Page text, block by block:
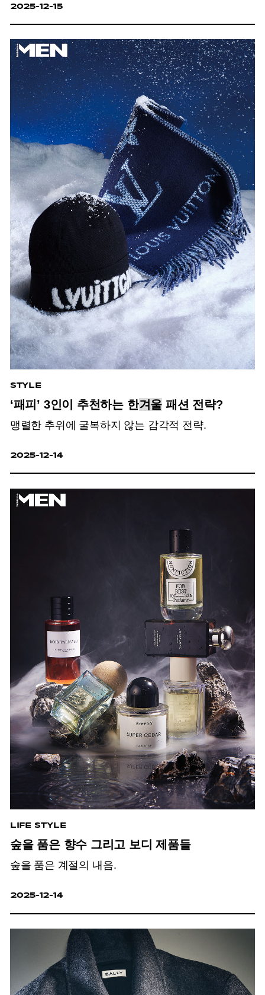
2025-12-15
STYLE
‘패피’ 3인이 추천하는 한겨울 패션 전략?
맹렬한 추위에 굴복하지 않는 감각적 전략.
2025-12-14
LIFE STYLE
숲을 품은 향수 그리고 보디 제품들
숲을 품은 계절의 내음.
2025-12-14